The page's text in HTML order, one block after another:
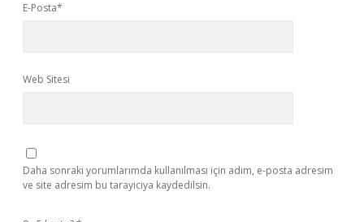
E-Posta*
Web Sitesi
Daha sonraki yorumlarımda kullanılması için adım, e-posta adresim
ve site adresim bu tarayıcıya kaydedilsin.